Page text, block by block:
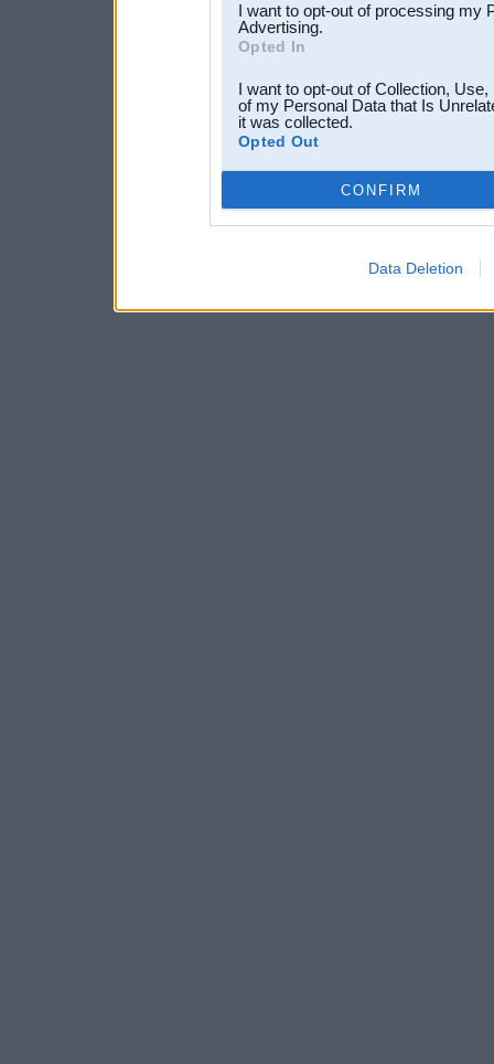
I want to opt-out of processing my
Advertising.
Opted In
I want to opt-out of Collection,
of my Personal Data that Is
it was collected.
Opted Out
CONFIRM
Data Deletion